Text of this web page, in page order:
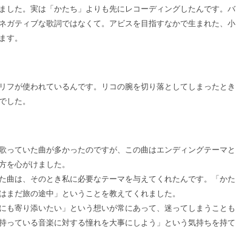
した。実は「かたち」よりも先にレコーディングしたんです。バ
ガティブな歌詞ではなくて。アビスを目指すなかで生まれた、小
す。
フが使われているんです。リコの腕を切り落としてしまったとき
した。
っていた曲が多かったのですが、この曲はエンディングテーマと
を心がけました。
曲は、そのとき私に必要なテーマを与えてくれたんです。「かた
まだ旅の途中」ということを教えてくれました。
も寄り添いたい」という想いが常にあって、迷ってしまうことも
っている音楽に対する憧れを大事にしよう」という気持ちを持て